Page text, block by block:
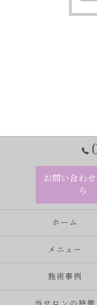
お問い合わ
ら
ホーム
メニュー
施術事例